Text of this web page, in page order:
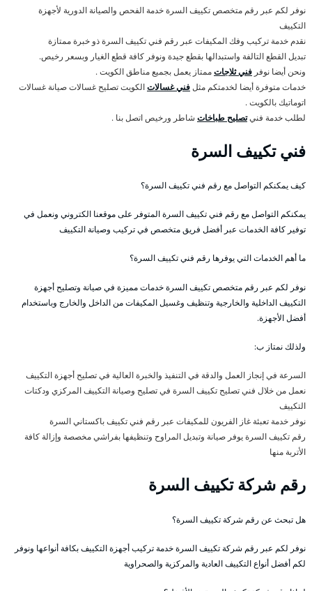
نوفر لكم عبر رقم متخصص تكييف السرة خدمة الفحص والصيانة الدورية لأجهزة
التكييف
نقدم خدمة تركيب وفك المكيفات عبر رقم فني تكييف السرة ذو خبرة ممتازة
تبديل القطع التالفة واستبدالها بقطع جيدة ونوفر كافة قطع الغيار وبسعر رخيص.
ونحن أيضا نوفر فني ثلاجاتممتاز يعمل بجميع مناطق الكويت .
خدمات متوفرة أيضا لخدمتكم مثلفني غسالاتالكويت تصليح غسالات صيانة غسالات
اتوماتيك بالكويت .
لطلب خدمة فنيتصليح طباخات شاطر ورخيص اتصل بنا .
فني تكييف السرة
كيف يمكنكم التواصل مع رقم فني تكييف السرة؟
يمكنكم التواصل مع رقم فني تكييف السرة المتوفر على موقعنا الكتروني ونعمل في
توفير كافة الخدمات عبر أفضل فريق متخصص في تركيب وصيانة التكييف
ما أهم الخدمات التي يوفرها رقم فني تكييف السرة؟
نوفر لكم عبر رقم متخصص تكييف السرة خدمات مميزة في صيانة وتصليح أجهزة
التكييف الداخلية والخارجية وتنظيف وغسيل المكيفات من الداخل والخارج وباستخدام
أفضل الأجهزة.
ولذلك نمتاز ب:
السرعة في إنجاز العمل والدقة في التنفيذ والخبرة العالية في تصليح أجهزة التكييف
نعمل من خلال فني تصليح تكييف السرة في تصليح وصيانة التكييف المركزي ودكتات
التكييف
نوفر خدمة تعبئة غاز الفريون للمكيفات عبر رقم فني تكييف باكستاني السرة
رقم تكييف السرة يوفر صيانة وتبديل المراوح وتنظيفها بفراشي مخصصة وإزالة كافة
الأتربة منها
رقم شركة تكييف السرة
هل تبحث عن رقم شركة تكييف السرة؟
نوفر لكم عبر رقم شركة تكييف السرة خدمة تركيب أجهزة التكييف بكافة أنواعها ونوفر
لكم أفضل أنواع التكييف العادية والمركزية والصحراوية